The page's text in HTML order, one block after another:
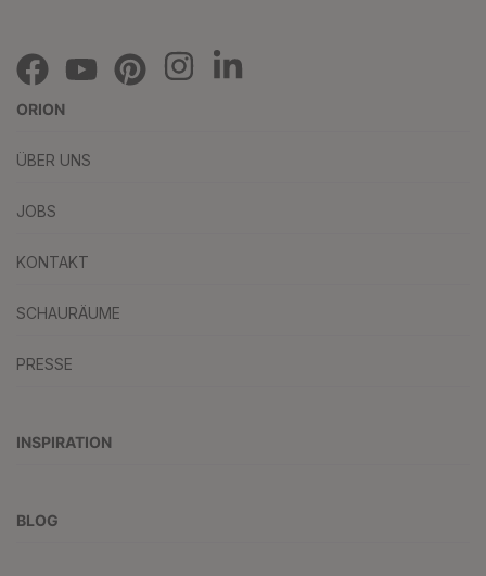
ORION
ÜBER UNS
JOBS
KONTAKT
SCHAURÄUME
PRESSE
INSPIRATION
BLOG